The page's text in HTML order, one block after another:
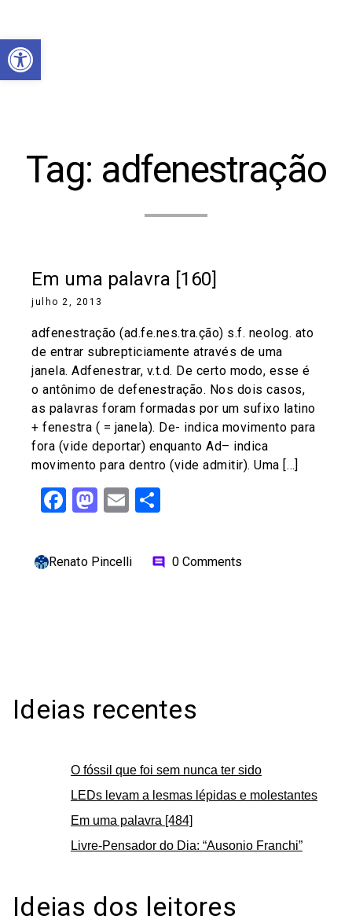
Abrir a barra de ferramentas
Tag: adfenestração
Em uma palavra [160]
julho 2, 2013
adfenestração (ad.fe.nes.tra.ção) s.f. neolog. ato
de entrar subrepticiamente através de uma
janela. Adfenestrar, v.t.d. De certo modo, esse é
o antônimo de defenestração. Nos dois casos,
as palavras foram formadas por um sufixo latino
+ fenestra ( = janela). De- indica movimento para
fora (vide deportar) enquanto Ad– indica
movimento para dentro (vide admitir). Uma […]
Facebook
Mastodon
Email
Renato Pincelli comment 0 Comments
Ideias recentes
O fóssil que foi sem nunca ter sido
LEDs levam a lesmas lépidas e molestantes
Em uma palavra [484]
Livre-Pensador do Dia: “Ausonio Franchi”
Ideias dos leitores